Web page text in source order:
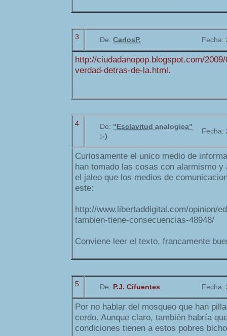
3 De: CarlosP. Fecha:
http://ciudadanopop.blogspot.com/
verdad-detras-de-la.html.
4 De: "Esclavitud analogica"
;-)
Fecha:
Curiosamente el unico medio de
han tomado las cosas con alarmismo
el jaleo que los medios de
este:
http://www.libertaddigital.com/opinion/
tambien-tiene-consecuencias-48948/
Conviene leer el texto, francamente
5 De: P.J. Cifuentes Fecha:
Por no hablar del mosqueo que han
cerdo. Aunque claro, también habría
condiciones tienen a estos pobres